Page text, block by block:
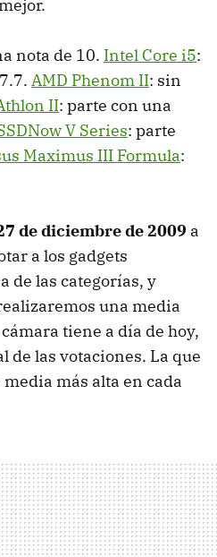
nota de 10. Intel Core i5:
AMD Phenom II: sin
II: parte con una
V Series: parte
Maximus III Formula:
de diciembre de 2009 a
a los gadgets
de las categorías, y
una media
tiene a día de hoy,
de las votaciones. La que
más alta en cada